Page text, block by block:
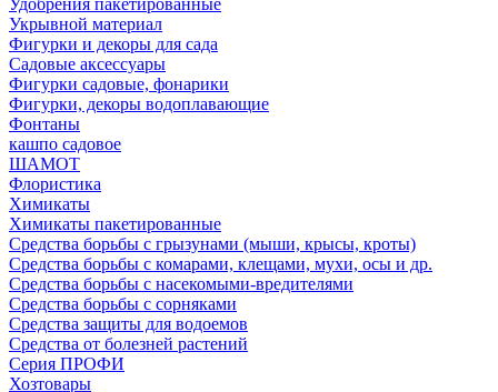
Удобрения пакетированные
Укрывной материал
Фигурки и декоры для сада
Садовые аксессуары
Фигурки садовые, фонарики
Фигурки, декоры водоплавающие
Фонтаны
кашпо садовое
ШАМОТ
Флористика
Химикаты
Химикаты пакетированные
Средства борьбы с грызунами (мыши, крысы, кроты)
Средства борьбы с комарами, клещами, мухи, осы и др.
Средства борьбы с насекомыми-вредителями
Средства борьбы с сорняками
Средства защиты для водоемов
Средства от болезней растений
Серия ПРОФИ
Хозтовары